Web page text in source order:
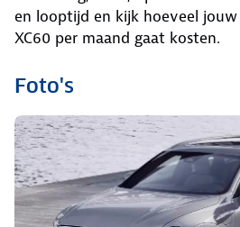
en looptijd en kijk hoeveel
XC60 per maand gaat kosten.
Foto's